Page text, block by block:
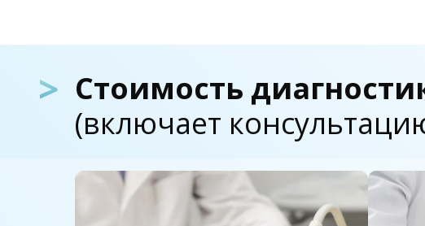
Стоимость
(включает
>